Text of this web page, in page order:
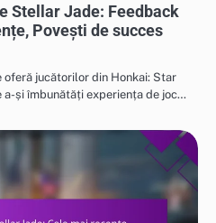
Stellar Jade: Feedback
Povești de succes
jucătorilor din Honkai: Star
și îmbunătăți experiența de joc…